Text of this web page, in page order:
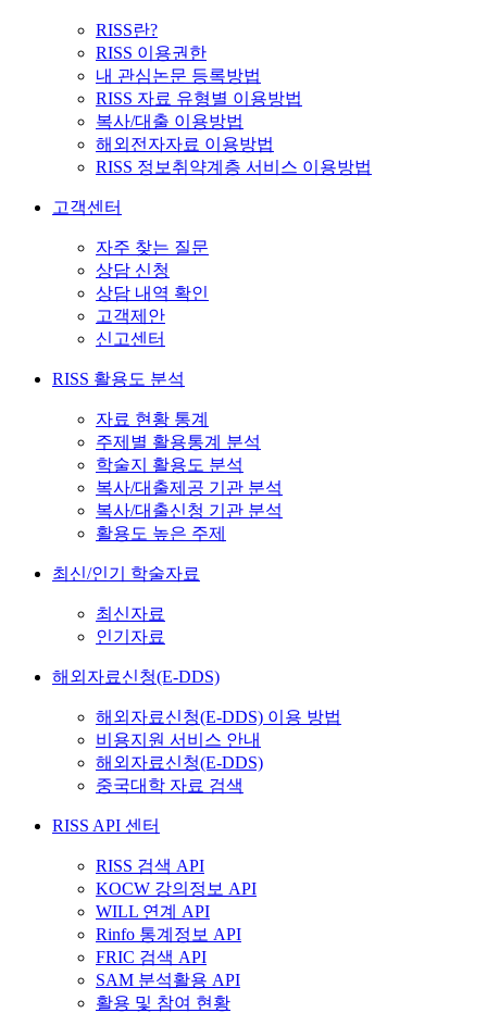
RISS란?
RISS 이용권한
내 관심논문 등록방법
RISS 자료 유형별 이용방법
복사/대출 이용방법
해외전자자료 이용방법
RISS 정보취약계층 서비스 이용방법
고객센터
자주 찾는 질문
상담 신청
상담 내역 확인
고객제안
신고센터
RISS 활용도 분석
자료 현황 통계
주제별 활용통계 분석
학술지 활용도 분석
복사/대출제공 기관 분석
복사/대출신청 기관 분석
활용도 높은 주제
최신/인기 학술자료
최신자료
인기자료
해외자료신청(E-DDS)
해외자료신청(E-DDS) 이용 방법
비용지원 서비스 안내
해외자료신청(E-DDS)
중국대학 자료 검색
RISS API 센터
RISS 검색 API
KOCW 강의정보 API
WILL 연계 API
Rinfo 통계정보 API
FRIC 검색 API
SAM 분석활용 API
활용 및 참여 현황